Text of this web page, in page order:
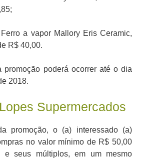
a vapor Mallory Eris Ceramic,
R$ 40,00.
promoção poderá ocorrer até o dia
2018.
Supermercados
promoção, o (a) interessado (a)
no valor mínimo de R$ 50,00
e seus múltiplos, em um mesmo